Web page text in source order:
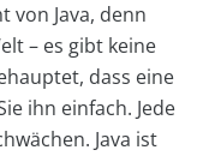
von Java, denn
– es gibt keine
dass eine
ihn einfach. Jede
Java ist